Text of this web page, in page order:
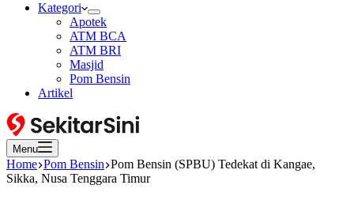
Kategori
Apotek
ATM BCA
ATM BRI
Masjid
Pom Bensin
Artikel
Menu
Home Pom Bensin Pom Bensin (SPBU) Tedekat di Kangae,
Sikka, Nusa Tenggara Timur